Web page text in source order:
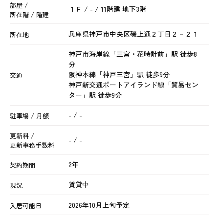
部屋 /
所在階 / 階建
１Ｆ / - / 11階建 地下3階
所在地 兵庫県神戸市中央区磯上通２丁目２－２１
交通
神戸市海岸線 「三宮・花時計前 」駅 徒歩8
分
阪神本線 「神戸三宮 」駅 徒歩9分
神戸新交通ポートアイランド線 「貿易セン
ター 」駅 徒歩9分
駐車場 / 月額 - / -
更新料 /
更新事務手数料
- / -
契約期間 2年
現況 賃貸中
入居可能日 2026年10月上旬予定